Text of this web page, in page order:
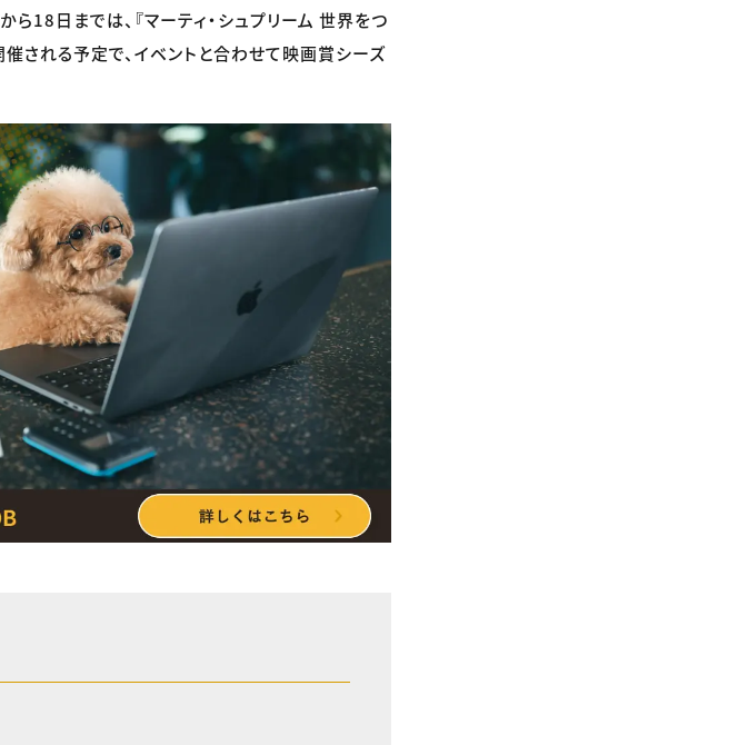
18日までは、『マーティ・シュプリーム 世界をつ
される予定で、イベントと合わせて映画賞シーズ